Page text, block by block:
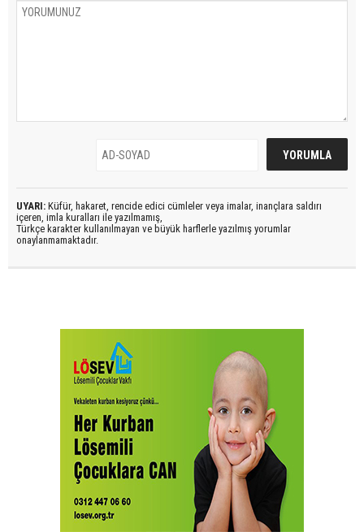
UYARI: Küfür, hakaret, rencide edici cümleler veya imalar, inançlara saldırı
içeren, imla kuralları ile yazılmamış,
Türkçe karakter kullanılmayan ve büyük harflerle yazılmış yorumlar
onaylanmamaktadır.